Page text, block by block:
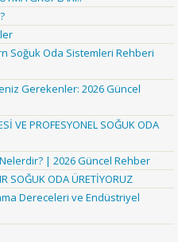
Soğuk Oda Sistemleri Rehberi
Gerekenler: 2026 Güncel
VE PROFESYONEL SOĞUK ODA
Nelerdir? | 2026 Güncel Rehber
SOĞUK ODA ÜRETİYORUZ
Dereceleri ve Endüstriyel